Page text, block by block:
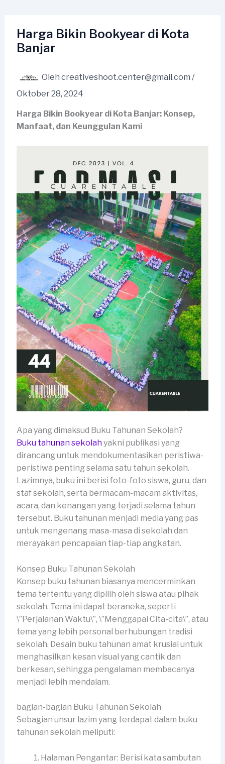
kontenHarga Bikin Bookyear di Kota
Banjar
Oleh creativeshoot.center@gmail.com /
Oktober 28, 2024
Harga Bikin Bookyear di Kota Banjar: Konsep,
Manfaat, dan Keunggulan Kami
Apa yang dimaksud Buku Tahunan Sekolah?
Buku tahunan sekolahyakni publikasi yang
dirancang untuk mendokumentasikan peristiwa-
peristiwa penting selama satu tahun sekolah.
Lazimnya, buku ini berisi foto-foto siswa, guru, dan
staf sekolah, serta bermacam-macam aktivitas,
acara, dan kenangan yang terjadi selama tahun
tersebut. Buku tahunan menjadi media yang pas
untuk mengenang masa-masa di sekolah dan
merayakan pencapaian tiap-tiap angkatan.
Konsep Buku Tahunan Sekolah
Konsep buku tahunan biasanya mencerminkan
tema tertentu yang dipilih oleh siswa atau pihak
sekolah. Tema ini dapat beraneka, seperti
\”Perjalanan Waktu\”, \”Menggapai Cita-cita\”, atau
tema yang lebih personal berhubungan tradisi
sekolah. Desain buku tahunan amat krusial untuk
menghasilkan kesan visual yang cantik dan
berkesan, sehingga pengalaman membacanya
menjadi lebih mendalam.
bagian-bagian Buku Tahunan Sekolah
Sebagian unsur lazim yang terdapat dalam buku
tahunan sekolah meliputi:
Halaman Pengantar: Berisi kata sambutan